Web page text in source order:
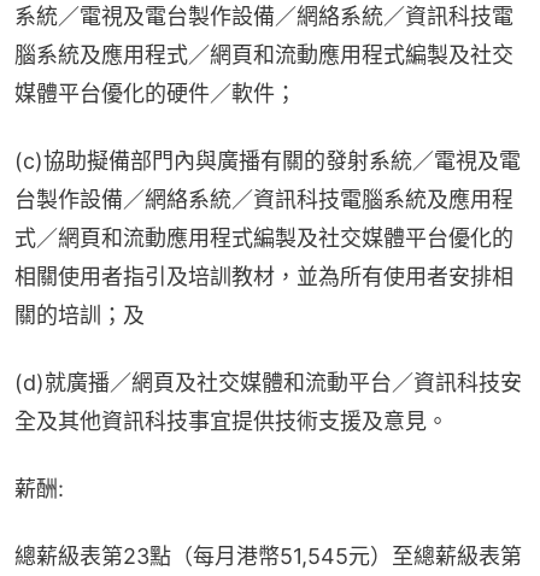
系統／電視及電台製作設備／網絡系統／資訊科技電
腦系統及應用程式／網頁和流動應用程式編製及社交
媒體平台優化的硬件／軟件；
(c)協助擬備部門內與廣播有關的發射系統／電視及電
台製作設備／網絡系統／資訊科技電腦系統及應用程
式／網頁和流動應用程式編製及社交媒體平台優化的
相關使用者指引及培訓教材，並為所有使用者安排相
關的培訓；及
(d)就廣播／網頁及社交媒體和流動平台／資訊科技安
全及其他資訊科技事宜提供技術支援及意見。
薪酬:
總薪級表第23點（每月港幣51,545元）至總薪級表第